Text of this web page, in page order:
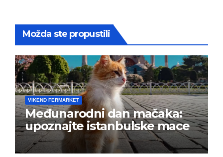
Možda ste propustili
VIKEND FERMARKET
Međunarodni dan mačaka:
upoznajte istanbulske mace